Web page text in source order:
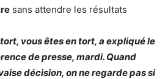
sans attendre les résultats
vous êtes en tort, a expliqué le
de presse, mardi. Quand
décision, on ne regarde pas si